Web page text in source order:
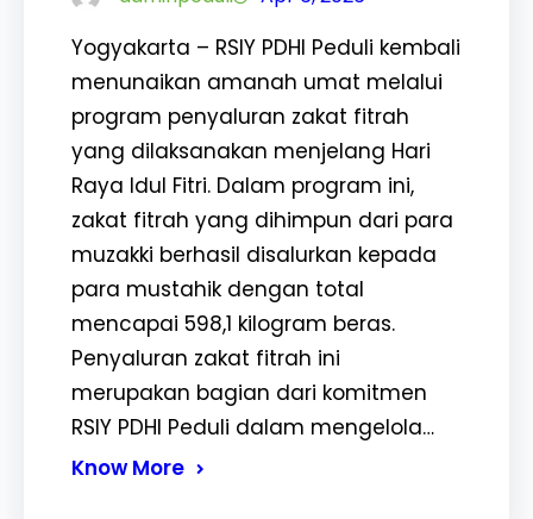
Yogyakarta – RSIY PDHI Peduli kembali
menunaikan amanah umat melalui
program penyaluran zakat fitrah
yang dilaksanakan menjelang Hari
Raya Idul Fitri. Dalam program ini,
zakat fitrah yang dihimpun dari para
muzakki berhasil disalurkan kepada
para mustahik dengan total
mencapai 598,1 kilogram beras.
Penyaluran zakat fitrah ini
merupakan bagian dari komitmen
RSIY PDHI Peduli dalam mengelola…
Know More